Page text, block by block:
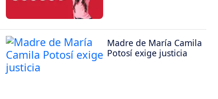
Madre de María Camila
Potosí exige justicia